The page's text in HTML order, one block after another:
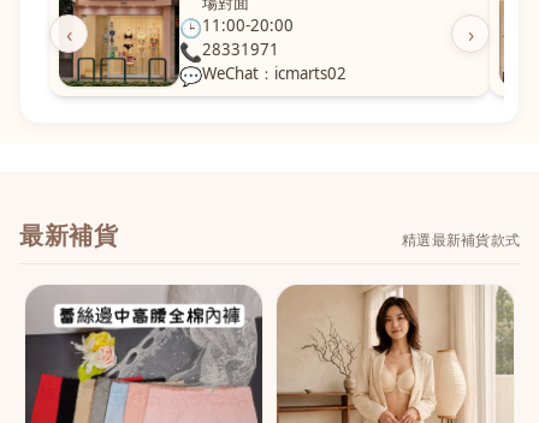
‹ ›
🕒11:00-20:00
📞28331971
💬WeChat：icmarts02
最新補貨 精選最新補貨款式